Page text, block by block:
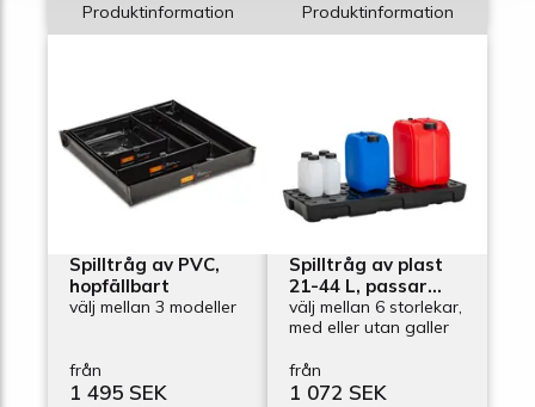
Produktinformation Produktinformation
Spilltråg av PVC,
hopfällbart
välj mellan 3 modeller
från
1 495 SEK
Spilltråg av plast
21-44 L, passar
även i hyllsystem
välj mellan 6 storlekar,
med eller utan galler
från
1 072 SEK